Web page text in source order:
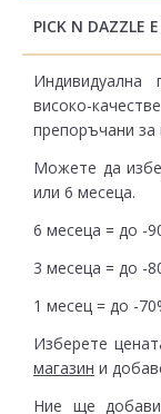
PICK N
Индивидуална
високо-
препоръчани за
Можете да
или 6 месеца.
6 месеца = до -
3 месеца = до -
1 месец = до -
Изберете
магазин и
Ние ще